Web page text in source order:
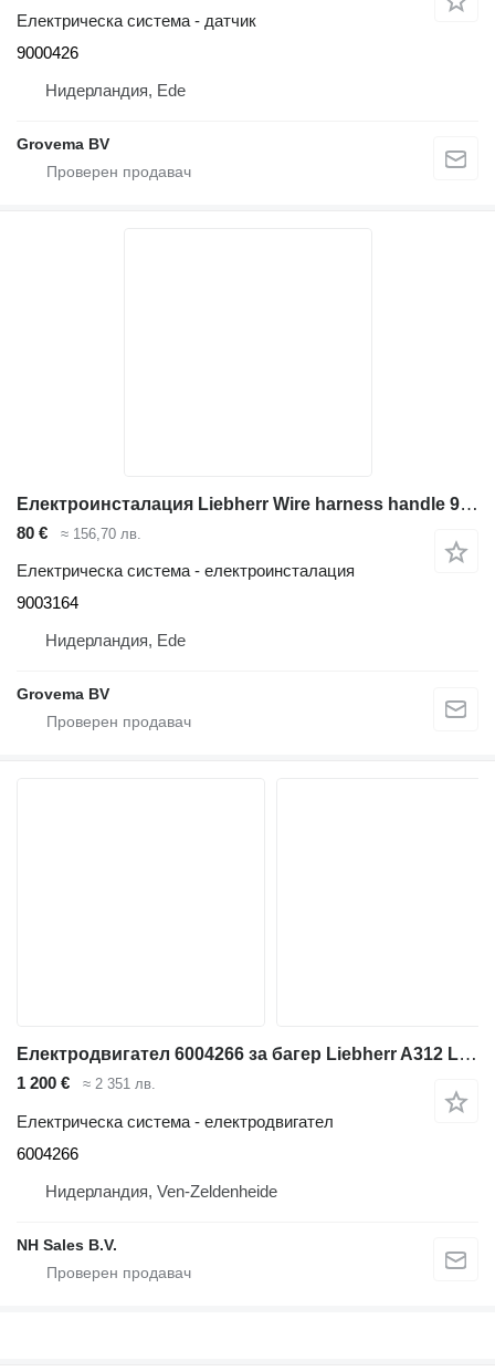
Електрическа система - датчик
9000426
Нидерландия, Ede
Grovema BV
Електроинсталация Liebherr Wire harness handle 9003164 за багер Liebherr A904C Li / A316 Li / A314 Li
80 € ≈ 156,70 лв.
Електрическа система - електроинсталация
9003164
Нидерландия, Ede
Grovema BV
Електродвигател 6004266 за багер Liebherr A312 Li / A314 Li / A316 Li / A900B Li / A900C Li
1 200 € ≈ 2 351 лв.
Електрическа система - електродвигател
6004266
Нидерландия, Ven-Zeldenheide
NH Sales B.V.